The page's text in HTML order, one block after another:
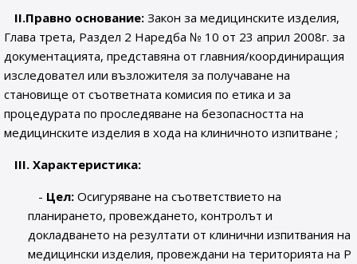
ІІ.Правно основание:Закон за медицинските изделия,
Глава трета, Раздел 2 Наредба № 10 от 23 април 2008г. за
документацията, представяна от главния/координиращия
изследовател или възложителя за получаване на
становище от съответната комисия по етика и за
процедурата по проследяване на безопасността на
медицинските изделия в хода на клиничното изпитване ;
ІІІ. Характеристика:
- Цел:Осигуряване на съответствието на
планирането, провеждането, контролът и
докладването на резултати от клинични изпитвания на
медицински изделия, провеждани на територията на Р